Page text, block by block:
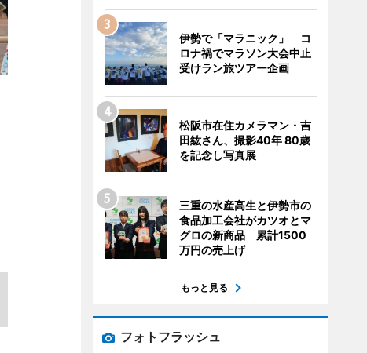
伊勢で「マラニック」 コ
ロナ禍でマラソン大会中止
受けラン旅ツアー企画
松阪市在住カメラマン・吉
田紘さん、撮影40年 80歳
を記念し写真展
三重の水産高生と伊勢市の
食品加工会社がカツオとマ
グロの新商品 累計1500
万円の売上げ
もっと見る
フォトフラッシュ